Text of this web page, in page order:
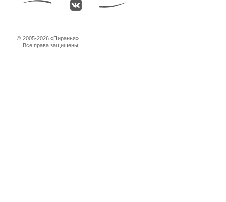
© 2005-2026 «Пиранья»
Все права защищены